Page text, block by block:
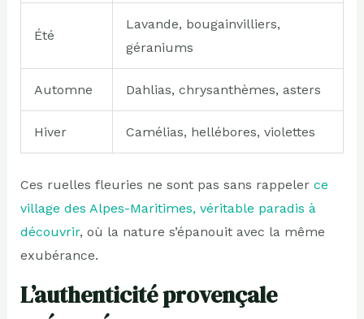
Été
Lavande, bougainvilliers,
géraniums
Automne Dahlias, chrysanthèmes, asters
Hiver Camélias, hellébores, violettes
Ces ruelles fleuries ne sont pas sans rappeler ce
village des Alpes-Maritimes, véritable paradis à
découvrir, où la nature s’épanouit avec la même
exubérance.
L’authenticité provençale